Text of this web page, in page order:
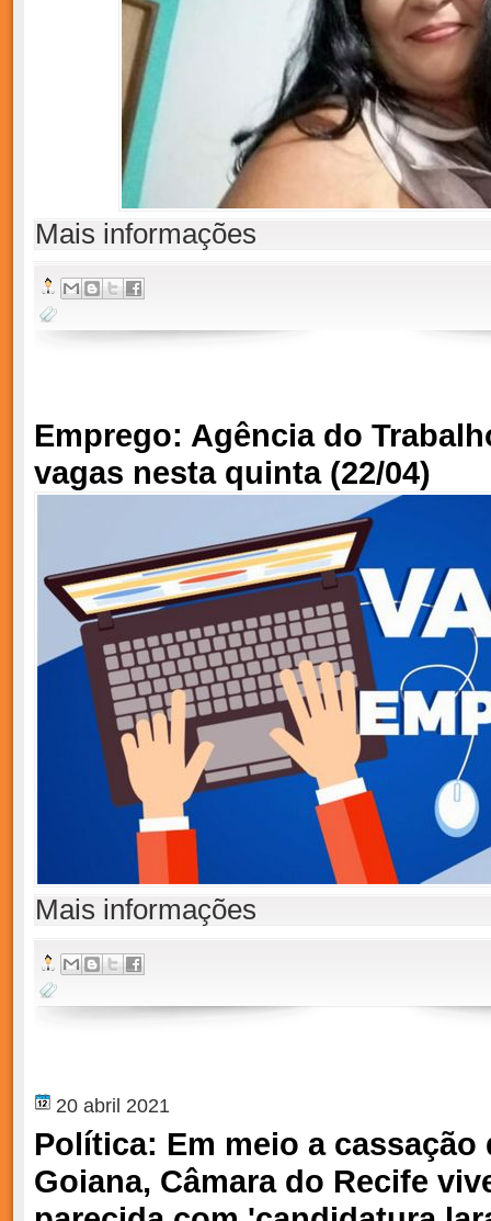
Mais informações
Emprego: Agência do
vagas nesta quinta (22/04)
Mais informações
20 abril 2021
Política: Em meio a cassação
Goiana, Câmara do Recife